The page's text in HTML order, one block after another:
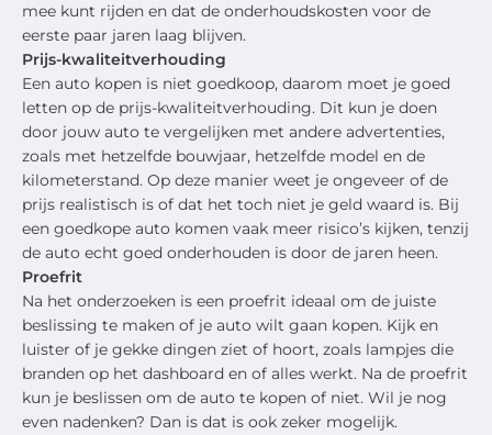
mee kunt rijden en dat de onderhoudskosten voor de
eerste paar jaren laag blijven.
Prijs-kwaliteitverhouding
Een auto kopen is niet goedkoop, daarom moet je goed
letten op de prijs-kwaliteitverhouding. Dit kun je doen
door jouw auto te vergelijken met andere advertenties,
zoals met hetzelfde bouwjaar, hetzelfde model en de
kilometerstand. Op deze manier weet je ongeveer of de
prijs realistisch is of dat het toch niet je geld waard is. Bij
een goedkope auto komen vaak meer risico’s kijken, tenzij
de auto echt goed onderhouden is door de jaren heen.
Proefrit
Na het onderzoeken is een proefrit ideaal om de juiste
beslissing te maken of je auto wilt gaan kopen. Kijk en
luister of je gekke dingen ziet of hoort, zoals lampjes die
branden op het dashboard en of alles werkt. Na de proefrit
kun je beslissen om de auto te kopen of niet. Wil je nog
even nadenken? Dan is dat is ook zeker mogelijk.